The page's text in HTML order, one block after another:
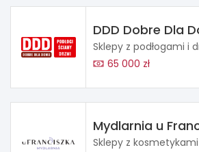
DDD Dobre Dla
Sklepy z podłogami i
65 000 zł
Mydlarnia u
Sklepy z